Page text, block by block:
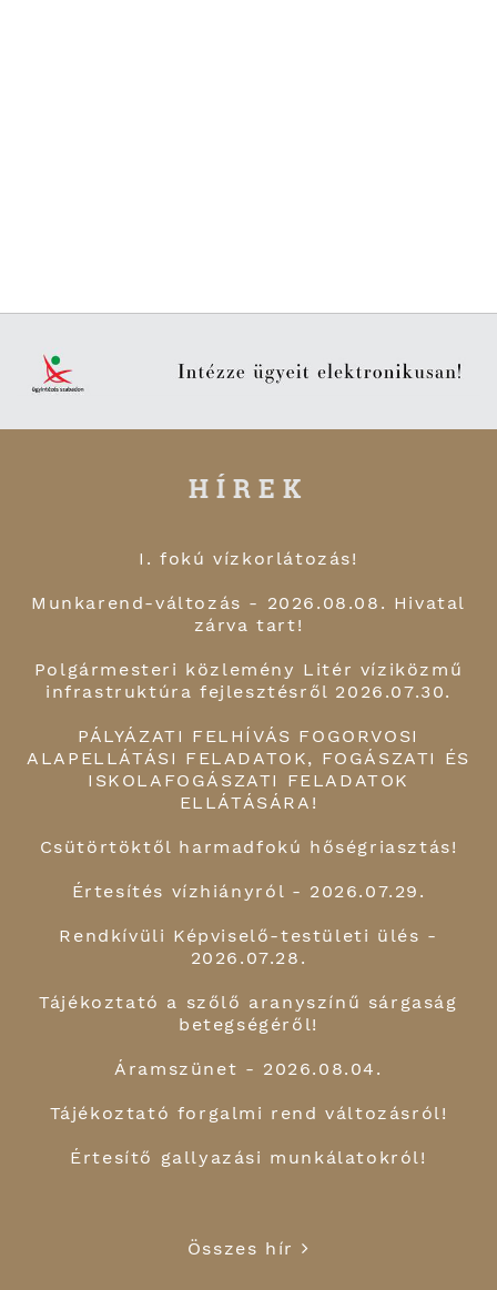
HÍREK
I. fokú vízkorlátozás!
Munkarend-változás - 2026.08.08. Hivatal
zárva tart!
Polgármesteri közlemény Litér víziközmű
infrastruktúra fejlesztésről 2026.07.30.
PÁLYÁZATI FELHÍVÁS FOGORVOSI
ALAPELLÁTÁSI FELADATOK, FOGÁSZATI ÉS
ISKOLAFOGÁSZATI FELADATOK
ELLÁTÁSÁRA!
Csütörtöktől harmadfokú hőségriasztás!
Értesítés vízhiányról - 2026.07.29.
Rendkívüli Képviselő-testületi ülés -
2026.07.28.
Tájékoztató a szőlő aranyszínű sárgaság
betegségéről!
Áramszünet - 2026.08.04.
Tájékoztató forgalmi rend változásról!
Értesítő gallyazási munkálatokról!
Összes hír